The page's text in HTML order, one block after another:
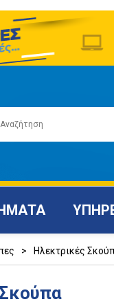
> Ηλεκτρικές